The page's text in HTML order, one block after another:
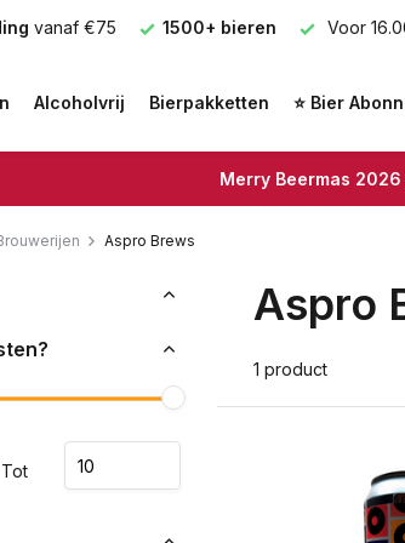
vanaf €75 1500+ bieren Voor
Alcoholvrij Bierpakketten ⭐ Bier
Merry Beermas
Aspro Brews
Tot
Aspro
1 product